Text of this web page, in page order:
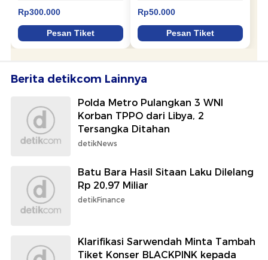
Berita detikcom Lainnya
Polda Metro Pulangkan 3 WNI
Korban TPPO dari Libya, 2
Tersangka Ditahan
detikNews
Batu Bara Hasil Sitaan Laku Dilelang
Rp 20,97 Miliar
detikFinance
Klarifikasi Sarwendah Minta Tambah
Tiket Konser BLACKPINK kepada